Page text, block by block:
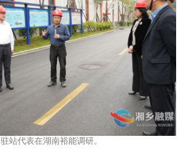
驻站代表在湖南裕能调研。